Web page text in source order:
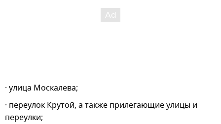
· улица Москалева;
· переулок Крутой, а также прилегающие улицы и
переулки;